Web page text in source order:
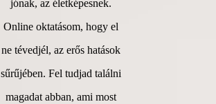
jónak, az életképesnek.
Online oktatásom, hogy el
ne tévedjél, az erős hatások
sűrűjében. Fel tudjad találni
magadat abban, ami most